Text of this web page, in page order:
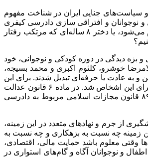
سیاست‌های جنایی ایران در شناخت مفهوم
نوجوانان و افتراقی سازی دادرسی کیفری
اطفال و نوجوانان بزهکار و بزه دیده، پیشگیری رشدمدار است. یکی از سوالاتی که برای ما به وجود می‌آید این است که، یک پسر بچه ۹ یا ۱۲ ساله که مرتکب جرم می‌شود، یا دختر ۸ ساله‌ای که مرتکب رفتار
بزه دیدگی در دوره کودکی و نوجوانی، خود
خوشرو، کلثوم اکبری و محمد بسیجه،
به عادت یا حرفه‌ای تبدیل شدند. برای این
که تجربه بزهکاری و بزه دیدگی در دوره کودکی و نوجوانی، ممکن است این گونه وضعیت وخیمی ایجاد کند، این مسئله هدف شکل دادن دادرسی کیفری افتراقی برای این اشخاص شد. در ماده ۶ قانون عدالت
کیفری نوجوانان کانادا صراحتا آمده است که یکی از اهداف عدالت کیفری، پیشگیری رشد مدار است. در قوانین ما نیز به راحتی قابل استخراج است. مواد ۸۸ و ۸۹ قانون مجازات اسلامی مربوط به دادرسی
از جرم و نهادهای متعدد در این زمینه،
زمینه چه نسبت به بزهکاری و چه نسبت به
وقتی معلوم باشد حمایت مالی، اقتصادی،
و نوجوانان آگاه و گام‌های استواری در